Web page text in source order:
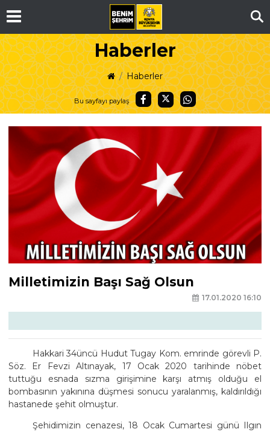
Haberler
Haberler
Bu sayfayı paylaş
Milletimizin Başı Sağ Olsun
17.01.2020 16:10
Hakkari 34üncü Hudut Tugay Kom. emrinde görevli P.
Söz. Er Fevzi Altınayak, 17 Ocak 2020 tarihinde nöbet
tuttuğu esnada sızma girişimine karşı atmış olduğu el
bombasının yakınına düşmesi sonucu yaralanmış, kaldırıldığı
hastanede şehit olmuştur.
Şehidimizin cenazesi, 18 Ocak Cumartesi günü Ilgın